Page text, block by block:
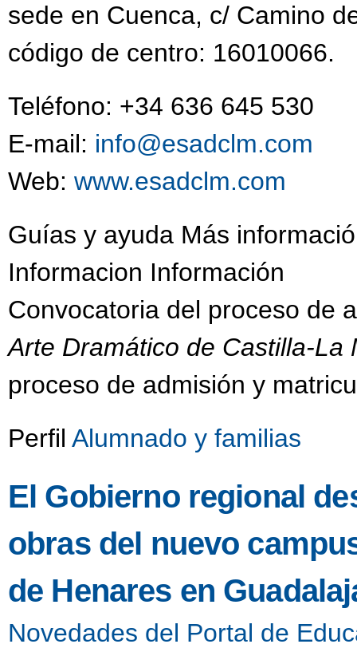
sede en Cuenca, c/ Camino
código de centro: 16010066.
Teléfono: +34 636 645 530
E-mail: info@esadclm.com
Web: www.esadclm.com
Guías y ayuda Más
Informacion Información
Convocatoria del proceso de
Arte Dramático de Castilla-La
proceso de admisión y
Perfil Alumnado y familias
El Gobierno regional
obras del nuevo
de Henares en
Novedades del Portal de